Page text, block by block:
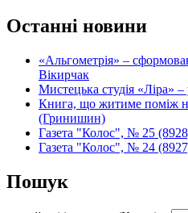
Останні новини
«Альгометрія» –
Вікирчак
Мистецька студія «Ліра»
Книга, що житиме поміж
(Гринишин)
Газета "Колос", № 25
Газета "Колос", № 24
Пошук